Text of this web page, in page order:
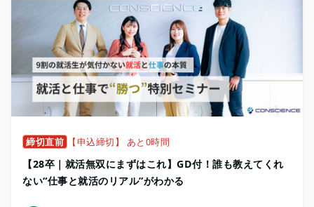
締切直前 【申込締切】 あと0時間
【28卒｜就活無双にまずはこれ】GD付！誰も教えてくれ
ない“仕事と就活のリアル”がわかる